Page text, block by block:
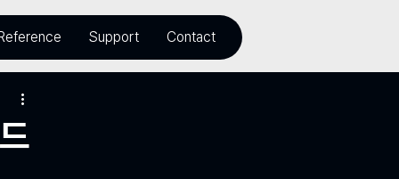
Support Contact